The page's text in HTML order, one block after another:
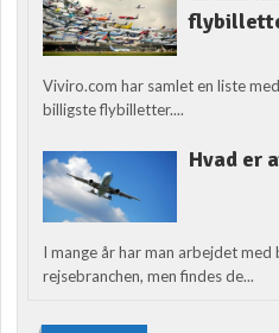
Viviro.com har samlet en liste
billigste flybilletter....
Hvad er
I mange år har man arbejdet
rejsebranchen, men findes de...